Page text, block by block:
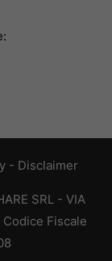
- Disclaimer
SRL - VIA
Codice Fiscale